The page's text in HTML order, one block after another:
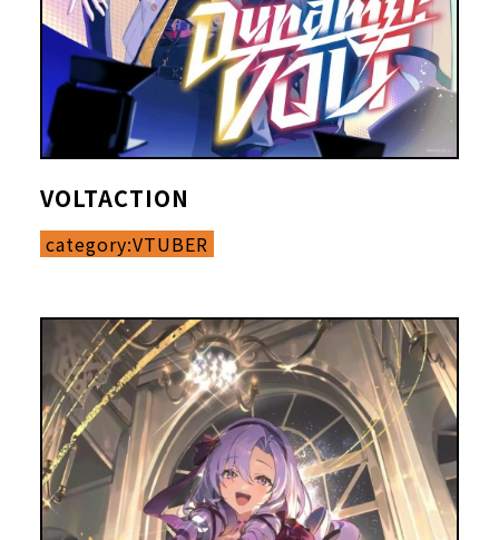
VOLTACTION
category:VTUBER